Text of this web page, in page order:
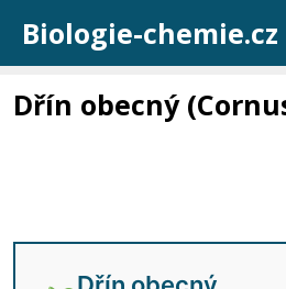
obsah
Biologie-chemie.cz
Dřín obecný